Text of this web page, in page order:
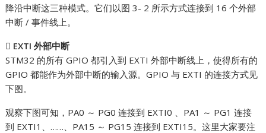
降沿中断这三种模式。它们以图 3- 2 所示方式连接到 16 个外部
中断 / 事件线上。
 EXTI 外部中断
STM32 的所有 GPIO 都引入到 EXTI 外部中断线上，使得所有的
GPIO 都能作为外部中断的输入源。GPIO 与 EXTI 的连接方式见
下图。
观察下图可知，PA0 ～ PG0 连接到 EXTI0 、PA1 ～ PG1 连接
到 EXTI1、……、PA15 ～ PG15 连接到 EXTI15。这里大家要注